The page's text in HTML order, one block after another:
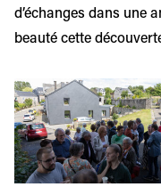
d’échanges dans une
beauté cette
Afficher l'image en